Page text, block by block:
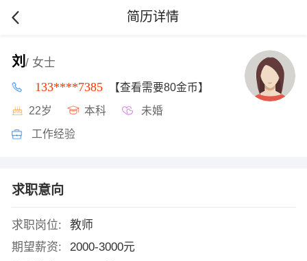
简历详情
刘 / 女士
133****7385 【查看需要80金币】
22岁 本科 未婚
工作经验
求职意向
求职岗位:
教师
期望薪资:
2000-3000元